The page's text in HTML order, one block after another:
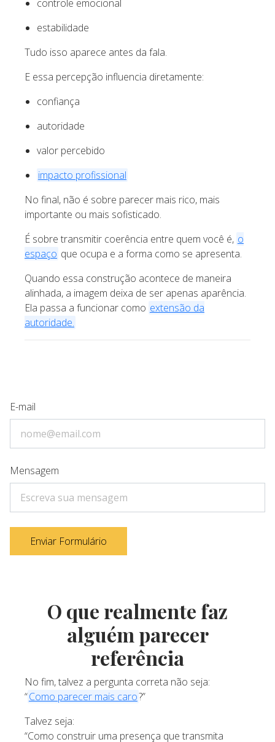
controle emocional
estabilidade
Tudo isso aparece antes da fala.
E essa percepção influencia diretamente:
confiança
autoridade
valor percebido
impacto profissional
No final, não é sobre parecer mais rico, mais
importante ou mais sofisticado.
É sobre transmitir coerência entre quem você é, o
espaço que ocupa e a forma como se apresenta.
Quando essa construção acontece de maneira
alinhada, a imagem deixa de ser apenas aparência.
Ela passa a funcionar como extensão da
autoridade.
E-mail
Mensagem
Enviar Formulário
O que realmente faz
alguém parecer
referência
No fim, talvez a pergunta correta não seja:
“Como parecer mais caro?”
Talvez seja:
“Como construir uma presença que transmita